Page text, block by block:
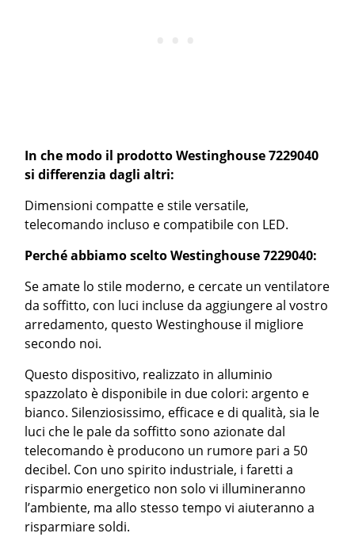
In che modo il prodotto Westinghouse 7229040
si differenzia dagli altri:
Dimensioni compatte e stile versatile,
telecomando incluso e compatibile con LED.
Perché abbiamo scelto Westinghouse 7229040:
Se amate lo stile moderno, e cercate un ventilatore
da soffitto, con luci incluse da aggiungere al vostro
arredamento, questo Westinghouse il migliore
secondo noi.
Questo dispositivo, realizzato in alluminio
spazzolato è disponibile in due colori: argento e
bianco. Silenziosissimo, efficace e di qualità, sia le
luci che le pale da soffitto sono azionate dal
telecomando è producono un rumore pari a 50
decibel. Con uno spirito industriale, i faretti a
risparmio energetico non solo vi illumineranno
l’ambiente, ma allo stesso tempo vi aiuteranno a
risparmiare soldi.